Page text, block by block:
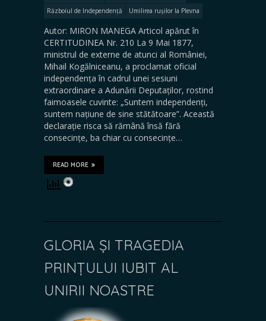
Războiul de Independență
Umilirea rușilor la Plevna
Autor: MIRON MANEGA Articol apărut în
CERTITUDINEA Nr. 210 La 9 Mai 1877,
ministrul de externe de atunci al României,
Mihail Kogălniceanu, a proclamat oficial
independența în cadrul unei sesiuni
extraordinare a Adunării Deputaților, rostind
faimoasele cuvinte: „Suntem independenți,
suntem națiune de sine stătătoare”. Această
declarație risca să rămână însă fără
consecințe, ba chiar cu consecințe…
READ MORE
GLORIA ȘI TRAGEDIA
PRINȚULUI IUBIT AL
UNIRII NOASTRE